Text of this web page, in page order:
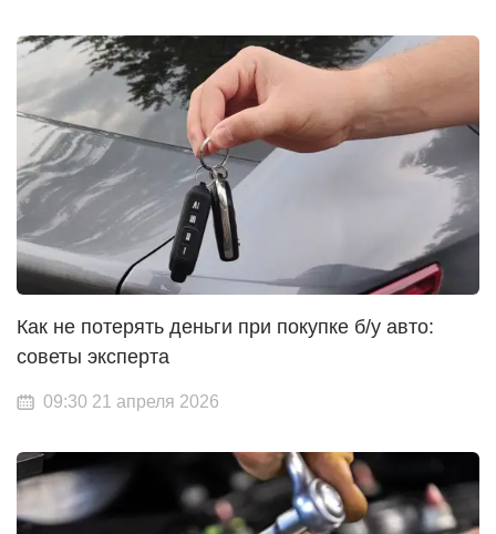
Как не потерять деньги при покупке б/у авто:
советы эксперта
09:30 21 апреля 2026